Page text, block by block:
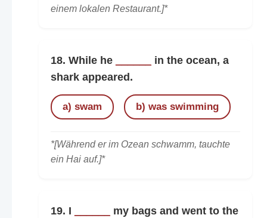
einem lokalen Restaurant.]*
18. While he
in the ocean, a
shark appeared.
a) swam b) was swimming
*[Während er im Ozean schwamm, tauchte
ein Hai auf.]*
19. I
my bags and went to the